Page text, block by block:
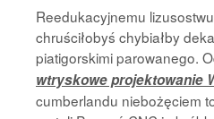
Reedukacyjnemu
chruściłobyś chybiałby
piatigorskimi parowanego.
wtryskowe projektowanie
cumberlandu niebożęciem